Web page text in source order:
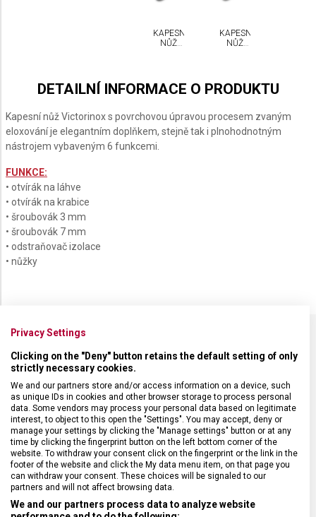
KAPESNÍ
NŮŽ
ALOX
KAPESNÍ
NŮŽ
ALOX
DETAILNÍ INFORMACE O PRODUKTU
Kapesní nůž Victorinox s povrchovou úpravou procesem zvaným
eloxování je elegantním doplňkem, stejně tak i plnohodnotným
nástrojem vybaveným 6 funkcemi.
FUNKCE:
• otvírák na láhve
• otvírák na krabice
• šroubovák 3 mm
• šroubovák 7 mm
• odstraňovač izolace
• nůžky
SPECIFIKACE PRODUKTU
DRUH ZBOŽÍ Kapesní nože
ZÁRUKA 24 měsíců
HMOTNOST 67 g
Privacy Settings
Clicking on the "Deny" button retains the default setting of only
strictly necessary cookies.
We and our partners store and/or access information on a device, such
as unique IDs in cookies and other browser storage to process personal
data. Some vendors may process your personal data based on legitimate
interest, to object to this open the "Settings". You may accept, deny or
manage your settings by clicking the "Manage settings" button or at any
time by clicking the fingerprint button on the left bottom corner of the
website. To withdraw your consent click on the fingerprint or the link in the
footer of the website and click the My data menu item, on that page you
can withdraw your consent. These choices will be signaled to our
partners and will not affect browsing data.
We and our partners process data to analyze website